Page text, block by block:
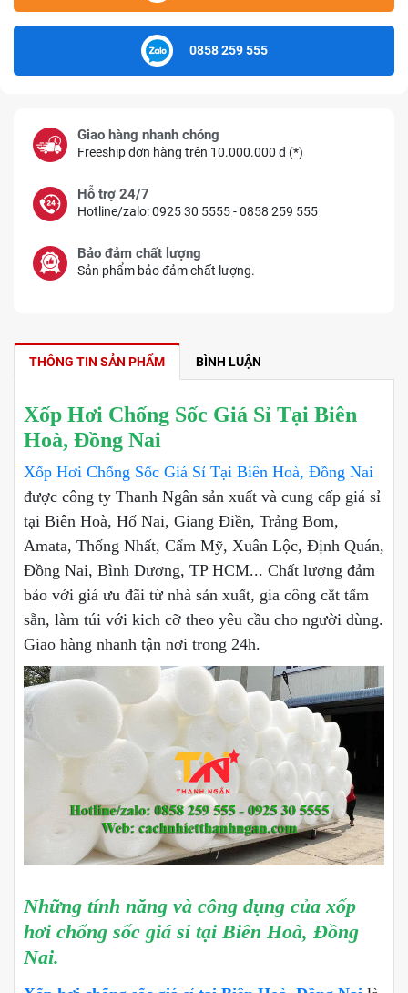
0858 259 555
Giao hàng nhanh chóng
Freeship đơn hàng trên 10.000.000 đ (*)
Hỗ trợ 24/7
Hotline/zalo: 0925 30 5555 - 0858 259 555
Bảo đảm chất lượng
Sản phẩm bảo đảm chất lượng.
THÔNG TIN SẢN PHẨM BÌNH LUẬN
Xốp Hơi Chống Sốc Giá Sỉ Tại Biên
Hoà, Đồng Nai
Xốp Hơi Chống Sốc Giá Sỉ Tại Biên Hoà, Đồng Nai
được công ty Thanh Ngân sản xuất và cung cấp giá sỉ
tại Biên Hoà, Hố Nai, Giang Điền, Trảng Bom,
Amata, Thống Nhất, Cẩm Mỹ, Xuân Lộc, Định Quán,
Đồng Nai, Bình Dương, TP HCM... Chất lượng đảm
bảo với giá ưu đãi từ nhà sản xuất, gia công cắt tấm
sẵn, làm túi với kich cỡ theo yêu cầu cho người dùng.
Giao hàng nhanh tận nơi trong 24h.
Những tính năng và công dụng của xốp
hơi chống sốc giá sỉ tại Biên Hoà, Đồng
Nai.